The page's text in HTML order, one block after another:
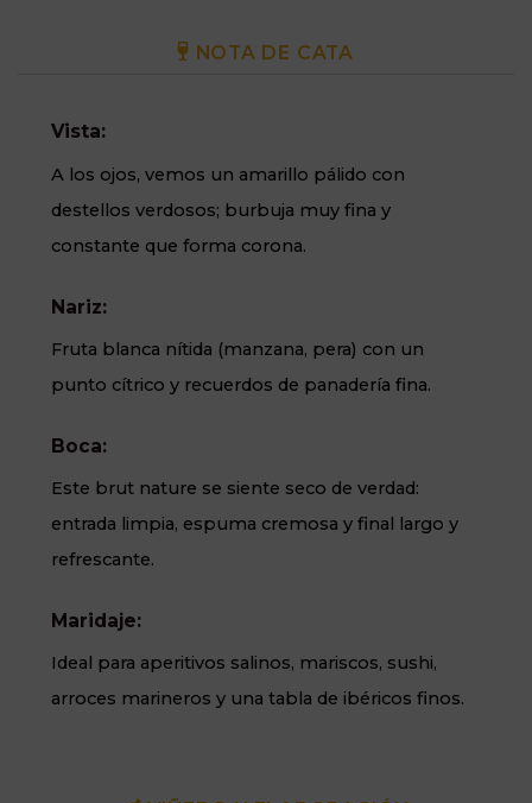
NOTA DE CATA
Vista:
A los ojos, vemos un amarillo pálido con
destellos verdosos; burbuja muy fina y
constante que forma corona.
Nariz:
Fruta blanca nítida (manzana, pera) con un
punto cítrico y recuerdos de panadería fina.
Boca:
Este brut nature se siente seco de verdad:
entrada limpia, espuma cremosa y final largo y
refrescante.
Maridaje:
Ideal para aperitivos salinos, mariscos, sushi,
arroces marineros y una tabla de ibéricos finos.